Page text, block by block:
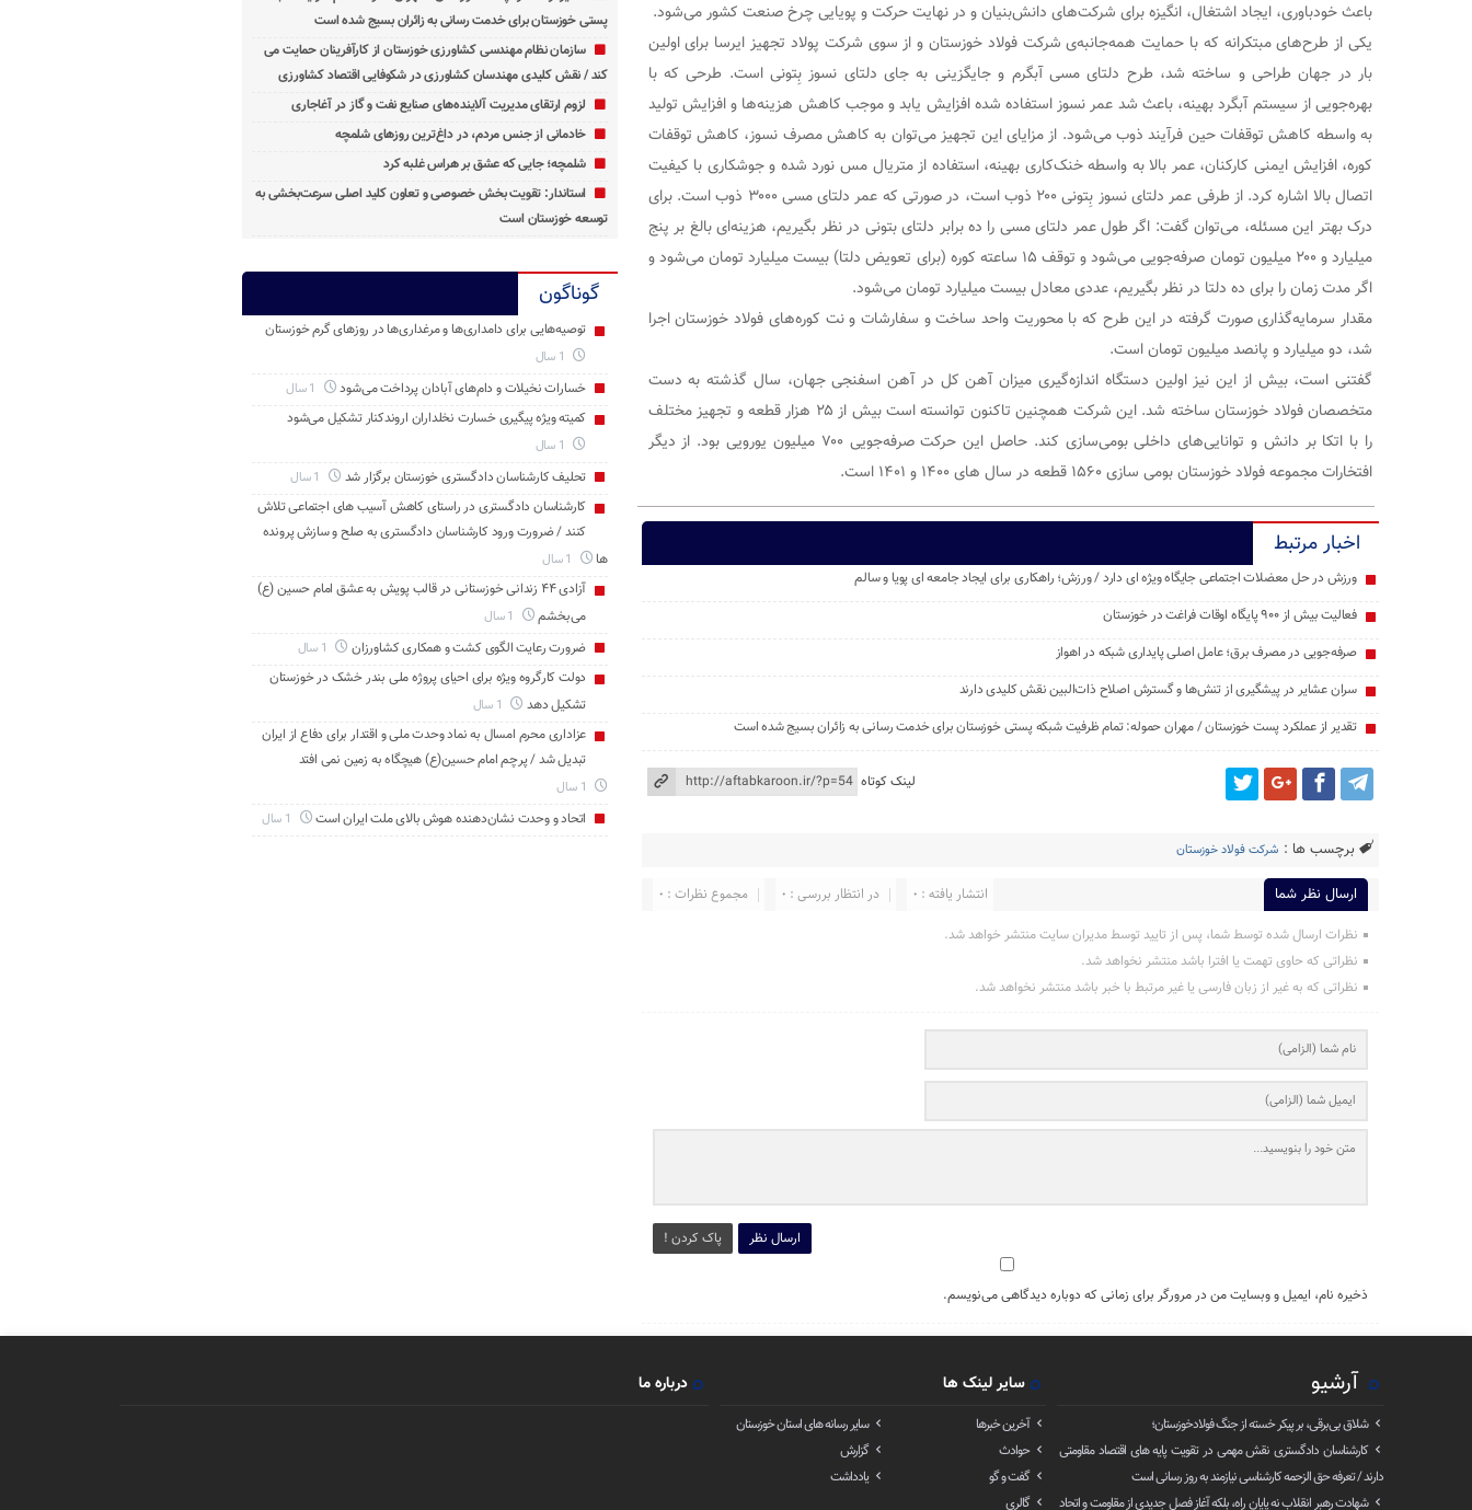
باعث خودباوری، ایجاد اشتغال، انگیزه برای شرکت‌های دانش‌بنیان و در نهایت حرکت و پویایی چرخ صنعت کشور می‌شود.
یکی از طرح‌های مبتکرانه‌ که با حمایت همه‌جانبه‌ی شرکت فولاد خوزستان و از سوی شرکت پولاد تجهیز ایرسا برای اولین
بار در جهان طراحی و ساخته شد، طرح دلتای مسی آبگرم و جایگزینی به جای دلتای نسوز بِتونی است. طرحی که با
بهره‌جویی از سیستم آبگرد بهینه، باعث شد عمر نسوز استفاده شده افزایش یابد و موجب کاهش هزینه‌ها و افزایش تولید
به واسطه کاهش توقفات حین فرآیند ذوب می‌شود. از مزایای این تجهیز می‌توان به کاهش مصرف نسوز، کاهش توقفات
کوره، افزایش ایمنی کارکنان، عمر بالا به واسطه خنک‌کاری بهینه، استفاده از متریال مس نورد شده و جوشکاری با کیفیت
اتصال بالا اشاره کرد. از طرفی عمر دلتای نسوز بِتونی ۲۰۰ ذوب است، در صورتی که عمر دلتای مسی ۳۰۰۰ ذوب است. برای
درک بهتر این مسئله، می‌توان گفت: اگر طول عمر دلتای مسی را ده برابر دلتای بتونی در نظر بگیریم، هزینه‌ای بالغ بر پنج
میلیارد و ۲۰۰ میلیون تومان صرفه‌جویی می‌شود و توقف ۱۵ ساعته کوره (برای تعویض دلتا) بیست میلیارد تومان می‌شود و
اگر مدت زمان را برای ده دلتا در نظر بگیریم، عددی معادل بیست میلیارد تومان می‌شود.
مقدار سرمایه‌گذاری صورت گرفته در این طرح که با محوریت واحد ساخت و سفارشات و نت کوره‌های فولاد خوزستان اجرا
شد، دو میلیارد و پانصد میلیون تومان است.
گفتنی است، بیش از این نیز اولین دستگاه اندازه‌گیری میزان آهن کل در آهن اسفنجی جهان، سال گذشته به دست
متخصصان فولاد خوزستان ساخته شد. این شرکت همچنین تاکنون توانسته است بیش از ۲۵ هزار قطعه و تجهیز مختلف
را با اتکا بر دانش و توانایی‌های داخلی بومی‌سازی کند. حاصل این حرکت صرفه‌جویی ۷۰۰ میلیون یورویی بود. از دیگر
افتخارات مجموعه فولاد خوزستان بومی سازی ۱۵۶۰ قطعه در سال های ۱۴۰۰ و ۱۴۰۱ است.
اخبار مرتبط
ورزش در حل معضلات اجتماعی جایگاه ویژه ای دارد / ورزش؛ راهکاری برای ایجاد جامعه ‌ای پویا و سالم
فعالیت بیش از ۹۰۰ پایگاه اوقات فراغت در خوزستان
صرفه‌جویی در مصرف برق؛ عامل اصلی پایداری شبکه در اهواز
سران عشایر در پیشگیری از تنش‌ها و گسترش اصلاح ذات‌البین نقش کلیدی دارند
تقدیر از عملکرد پست خوزستان / مهران حموله: تمام ظرفیت‌ شبکه پستی خوزستان برای خدمت ‌رسانی به زائران بسیج شده است
لینک کوتاه
برچسب ها : شرکت فولاد خوزستان
ارسال نظر شما مجموع نظرات : 0 در انتظار بررسی : 0 انتشار یافته : 0
نظرات ارسال شده توسط شما، پس از تایید توسط مدیران سایت منتشر خواهد شد.
نظراتی که حاوی تهمت یا افترا باشد منتشر نخواهد شد.
نظراتی که به غیر از زبان فارسی یا غیر مرتبط با خبر باشد منتشر نخواهد شد.
ارسال نظر پاک کردن !
ذخیره نام، ایمیل و وبسایت من در مرورگر برای زمانی که دوباره دیدگاهی می‌نویسم.
پستی خوزستان برای خدمت ‌رسانی به زائران بسیج شده است
سازمان نظام مهندسی کشاورزی خوزستان از کارآفرینان حمایت می
کند / نقش کلیدی مهندسان کشاورزی در شکوفایی اقتصاد کشاورزی
لزوم ارتقای مدیریت آلاینده‌های صنایع نفت و گاز در آغاجاری
خادمانی از جنس مردم، در داغ‌ترین روزهای شلمچه
شلمچه؛ جایی که عشق بر هراس غلبه کرد
استاندار: تقویت بخش خصوصی و تعاون کلید اصلی سرعت‌بخشی به
توسعه خوزستان است
گوناگون
توصیه‌هایی برای دامداری‌ها و مرغداری‌ها در روزهای گرم خوزستان
خسارات نخیلات و دام‌های آبادان پرداخت می‌شود
کمیته ویژه پیگیری خسارت نخلداران اروندکنار تشکیل می‌شود
تحلیف کارشناسان دادگستری خوزستان برگزار شد
کارشناسان دادگستری در راستای کاهش آسیب های اجتماعی تلاش
کنند / ضرورت ورود کارشناسان دادگستری به صلح و سازش پرونده
ها
آزادی ۴۴ زندانی خوزستانی در قالب پویش به عشق امام حسین (ع)
می‌بخشم
ضرورت رعایت الگوی کشت و همکاری کشاورزان
دولت کارگروه ویژه برای احیای پروژه ملی بندر خشک در خوزستان
تشکیل دهد
عزاداری محرم امسال به نماد وحدت ملی و اقتدار برای دفاع از ایران
تبدیل شد / پرچم امام حسین(ع) هیچگاه به زمین نمی افتد
اتحاد و وحدت نشان‌دهنده هوش بالای ملت ایران است
آرشیو
شلاق‌ بی‌برقی، بر پیکر خسته‌ از جنگ فولادخوزستان؛
کارشناسان دادگستری نقش مهمی در تقویت پایه های اقتصاد مقاومتی
دارند / تعرفه حق الزحمه کارشناسی نیازمند به روز رسانی است
شهادت رهبر انقلاب نه پایان راه، بلکه آغاز فصل جدیدی از مقاومت و اتحاد
سایر لینک ها
آخرین خبرها
سایر رسانه های استان خوزستان
حوادث
گزارش
گفت و گو
یادداشت
گالری
درباره ما